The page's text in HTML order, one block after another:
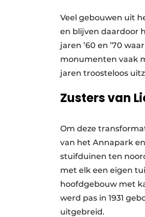
Veel gebouwen uit
en blijven daardoor
jaren ’60 en ’70
monumenten vaak
jaren troosteloos
Zusters van
Om deze
van het Annapark
stuifduinen ten
met elk een eigen
hoofdgebouw met
werd pas in 1931
uitgebreid.